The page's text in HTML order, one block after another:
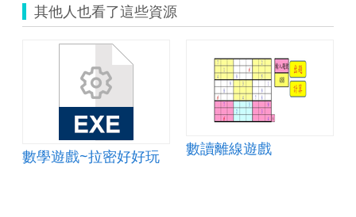
其他人也看了這些資源
數學遊戲~拉密好好玩 數讀離線遊戲